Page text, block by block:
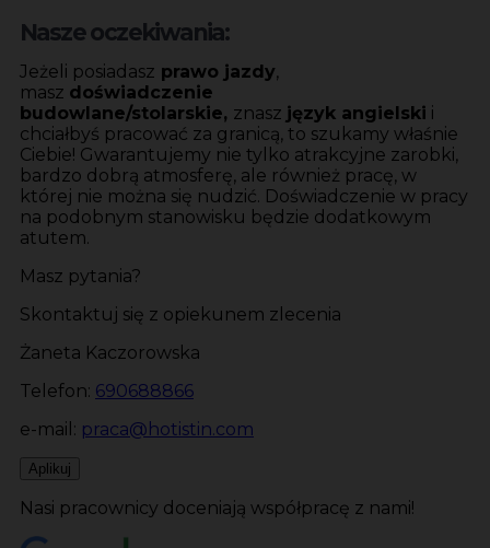
Nasze oczekiwania:
Jeżeli posiadasz prawo jazdy,
masz doświadczenie
budowlane/stolarskie, znasz język angielski i
chciałbyś pracować za granicą, to szukamy właśnie
Ciebie! Gwarantujemy nie tylko atrakcyjne zarobki,
bardzo dobrą atmosferę, ale również pracę, w
której nie można się nudzić. Doświadczenie w pracy
na podobnym stanowisku będzie dodatkowym
atutem.
Masz pytania?
Skontaktuj się z opiekunem zlecenia
Żaneta Kaczorowska
Telefon: 690688866
e-mail: praca@hotistin.com
Aplikuj
Nasi pracownicy doceniają współpracę z nami!